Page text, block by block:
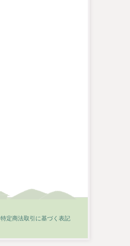
特定商法取引に基づく表記